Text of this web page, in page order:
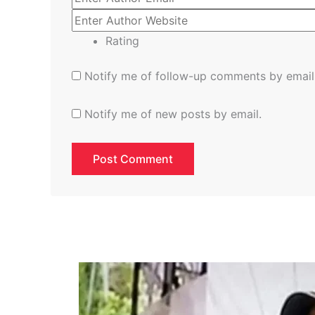
Rating
Notify me of follow-up comments by
Notify me of new posts by email.